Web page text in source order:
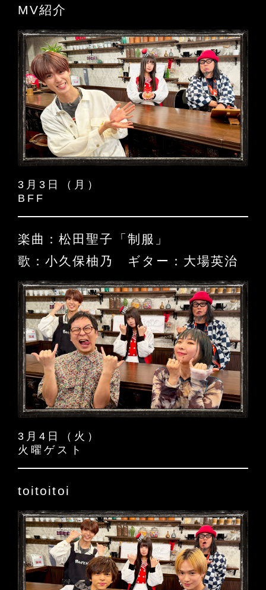
MV紹介
3月3日（月）
BFF
楽曲：松田聖子「制服」
歌：小久保柚乃 ギター：大場英治
3月4日（火）
火曜ゲスト
toitoitoi